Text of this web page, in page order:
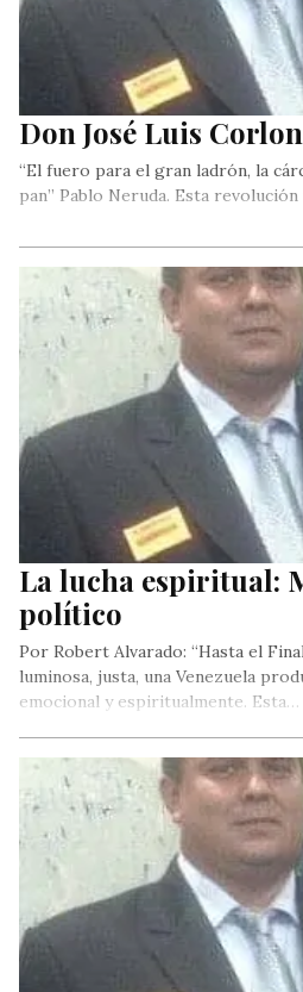
Don José Luis
“El fuero para el gran ladrón, la
pan” Pablo Neruda. Esta
La lucha espiritual:
político
Por Robert Alvarado: “Hasta el
luminosa, justa, una Venezuela
emocional y espiritualmente. Esta…